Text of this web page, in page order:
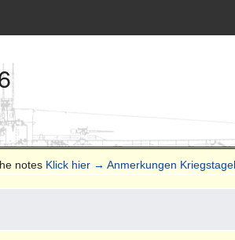
notes Klick hier → Anmerkungen